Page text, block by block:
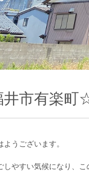
井市有楽
ようございます。
しやすい気候になり、こ